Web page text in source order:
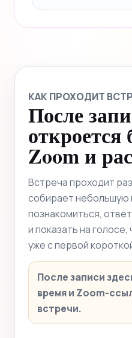
КАК ПРОХОДИТ
После
Zoom и
Встреча проходит
собирает небольшую
познакомиться,
и показать на
уже с первой
После записи
время и Zoom-
встречи.